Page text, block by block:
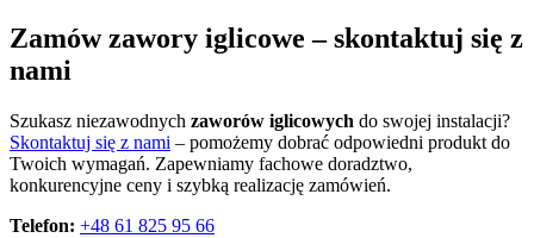
Zamów zawory iglicowe – skontaktuj się z
nami
Szukasz niezawodnych zaworów iglicowych do swojej instalacji?
Skontaktuj się z nami – pomożemy dobrać odpowiedni produkt do
Twoich wymagań. Zapewniamy fachowe doradztwo,
konkurencyjne ceny i szybką realizację zamówień.
Telefon: +48 61 825 95 66